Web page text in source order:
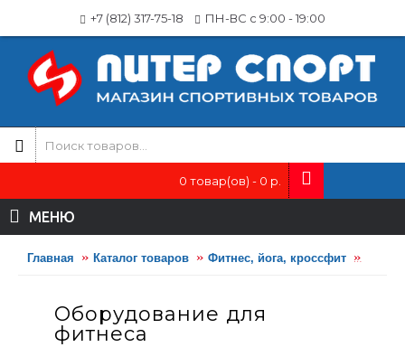
+7 (812) 317-75-18 ПН-ВС с 9:00 - 19:00
0 товар(ов) - 0 р.
МЕНЮ
Главная Каталог товаров Фитнес, йога, кроссфит
Оборудование для
фитнеса